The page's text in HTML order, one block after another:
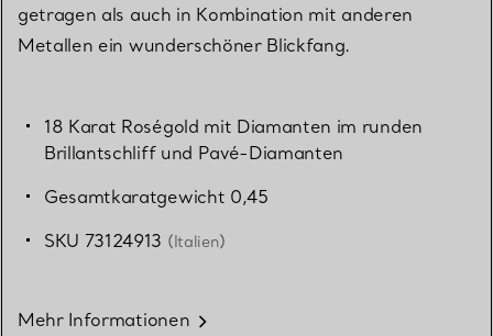
getragen als auch in Kombination mit anderen
Metallen ein wunderschöner Blickfang.
18 Karat Roségold mit Diamanten im runden
Brillantschliff und Pavé-Diamanten
Gesamtkaratgewicht 0,45
SKU 73124913 (Italien)
Mehr Informationen